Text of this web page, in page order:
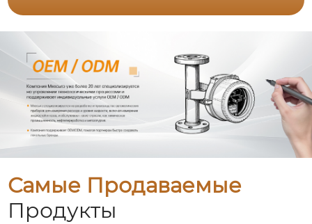
Самые Продаваемые
Продукты